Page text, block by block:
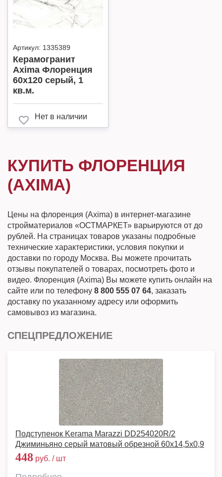
Артикул: 1335389
Керамогранит
Axima Флоренция
60х120 серый, 1
кв.м.
Нет в наличии
КУПИТЬ ФЛОРЕНЦИЯ
(AXIMA)
Цены на флоренция (Axima) в интернет-магазине
стройматериалов «ОСТМАРКЕТ» варьируются от до
рублей. На страницах товаров указаны подробные
технические характеристики, условия покупки и
доставки по городу Москва. Вы можете прочитать
отзывы покупателей о товарах, посмотреть фото и
видео. Флоренция (Axima) Вы можете купить онлайн на
сайте или по телефону 8 800 555 07 64, заказать
доставку по указанному адресу или оформить
самовывоз из магазина.
СПЕЦПРЕДЛОЖЕНИЕ
Подступенок Kerama Marazzi DD254020R/2
Джиминьяно серый матовый обрезной 60х14,5x0,9
448 руб. / шт